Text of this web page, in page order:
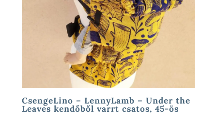
CsengeLino – LennyLamb – Under the
Leaves kendőből varrt csatos, 45-ös